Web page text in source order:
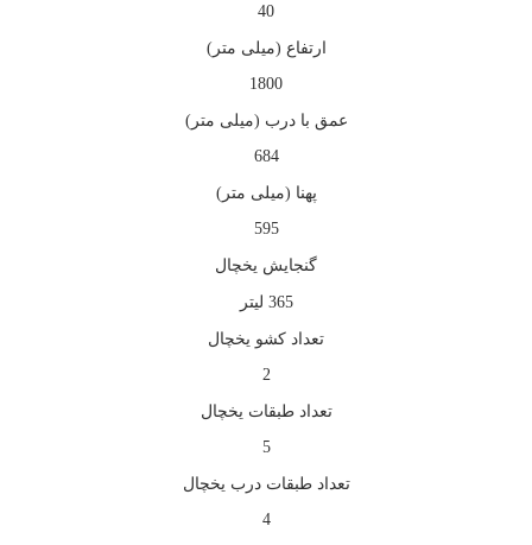
40
ارتفاع (میلی متر)
1800
عمق با درب (میلی متر)
684
پهنا (میلی متر)
595
گنجایش یخچال
365 لیتر
تعداد کشو یخچال
2
تعداد طبقات یخچال
5
تعداد طبقات درب یخچال
4